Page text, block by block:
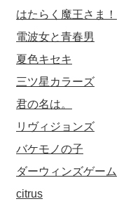
はたらく魔王さま！
電波女と青春男
夏色キセキ
三ツ星カラーズ
君の名は。
リヴィジョンズ
バケモノの子
ダーウィンズゲーム
citrus